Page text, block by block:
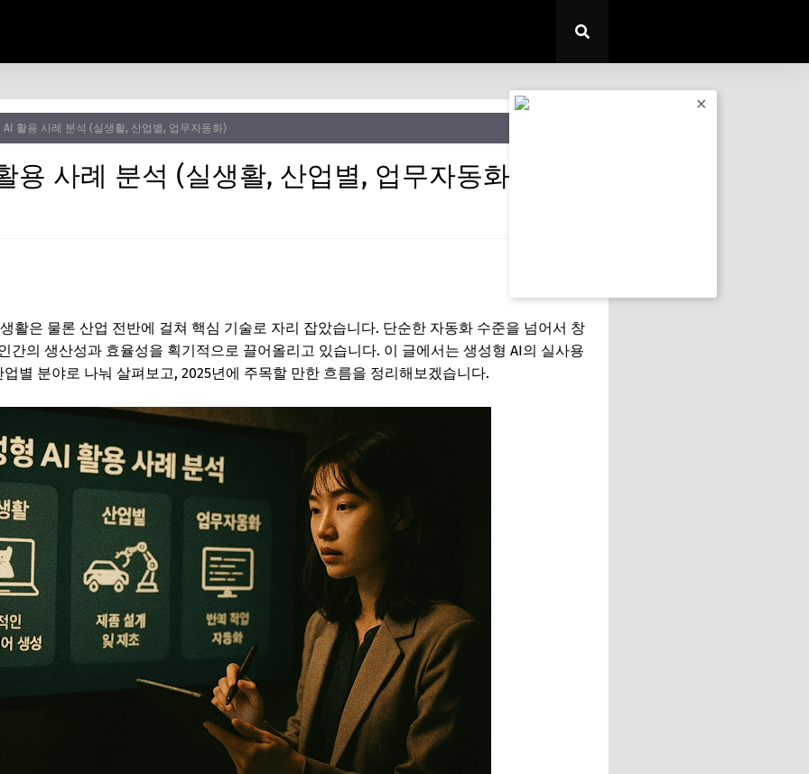
AI 활용 사례 분석 (실생활, 산업별, 업무자동화)
용 사례 분석 (실생활, 산업별, 업무자동화)
활은 물론 산업 전반에 걸쳐 핵심 기술로 자리 잡았습니다. 단순한 자동화 수준을 넘어서 창
간의 생산성과 효율성을 획기적으로 끌어올리고 있습니다. 이 글에서는 생성형 AI의 실사용
별 분야로 나눠 살펴보고, 2025년에 주목할 만한 흐름을 정리해보겠습니다.
✕